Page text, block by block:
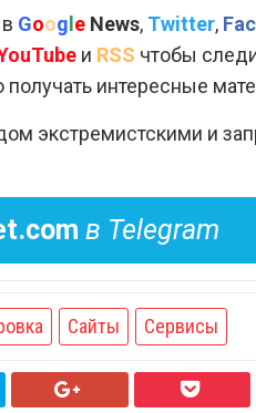
Google News, Twitter,
и RSS чтобы
получать интересные
экстремистскими и
в Telegram
Сайты Сервисы